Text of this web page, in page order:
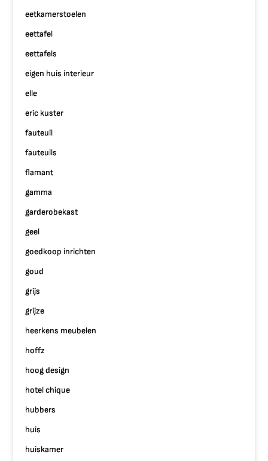
eetkamerstoelen
eettafel
eettafels
eigen huis interieur
elle
eric kuster
fauteuil
fauteuils
flamant
gamma
garderobekast
geel
goedkoop inrichten
goud
grijs
grijze
heerkens meubelen
hoffz
hoog design
hotel chique
hubbers
huis
huiskamer